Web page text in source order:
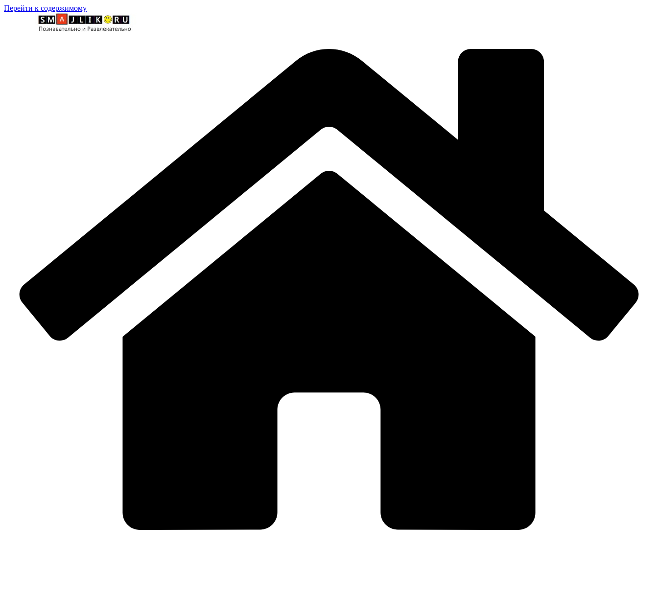
Перейти к содержимому